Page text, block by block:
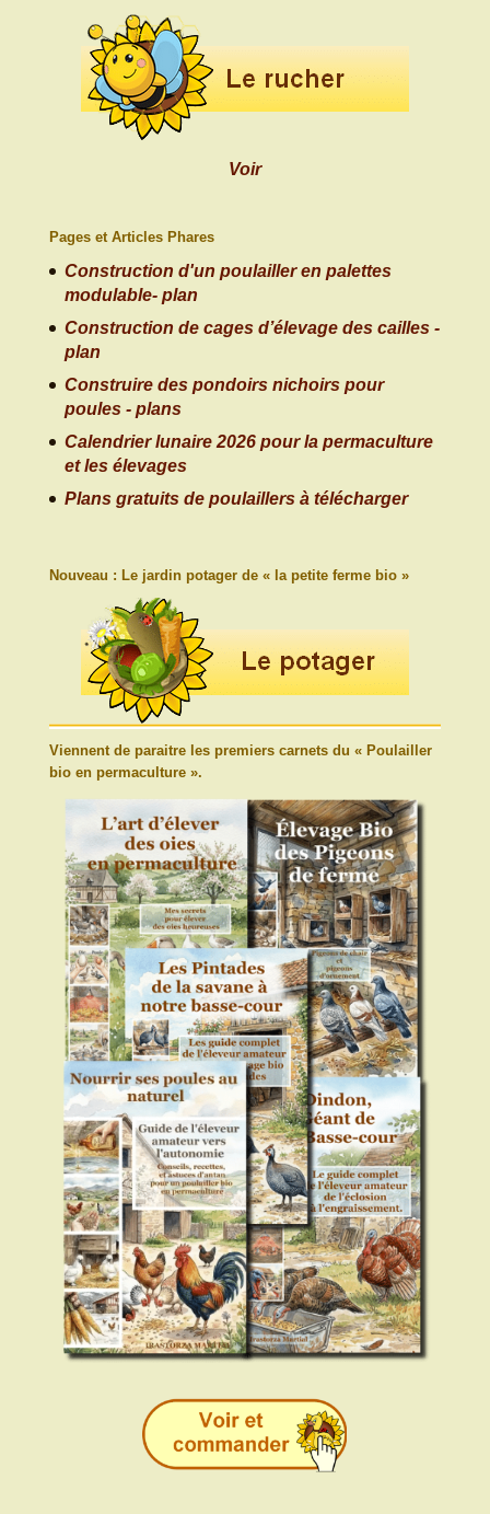
Voir
Pages et Articles Phares
Construction d'un poulailler en palettes
modulable- plan
Construction de cages d’élevage des cailles -
plan
Construire des pondoirs nichoirs pour
poules - plans
Calendrier lunaire 2026 pour la permaculture
et les élevages
Plans gratuits de poulaillers à télécharger
Nouveau : Le jardin potager de « la petite ferme bio »
Viennent de paraitre les premiers carnets du « Poulailler
bio en permaculture ».